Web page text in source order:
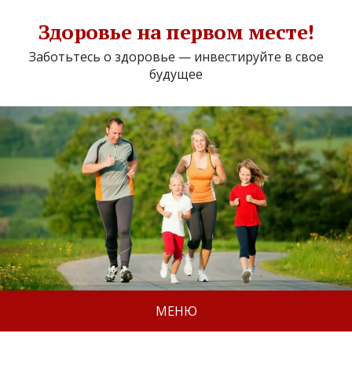
Здоровье на первом месте!
Заботьтесь о здоровье — инвестируйте в свое
будущее
МЕНЮ